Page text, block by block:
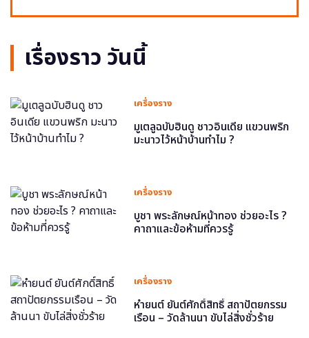
เรื่องราว วันนี้
เครื่องราง
มูเตลูฉบับฮินดู ชาวอินเดีย แขวนพริก
มะนาวไว้หน้าบ้านทำไม ?
เครื่องราง
บูชา พระลักษณ์หน้าทอง ช่วยอะไร ?
คาถาและข้อห้ามที่ควรรู้
เครื่องราง
หำยนต์ ยันต์ศักดิ์สิทธิ์ สถาปัตยกรรม
เรือน – วัดล้านนา ขับไล่สิ่งชั่วร้าย